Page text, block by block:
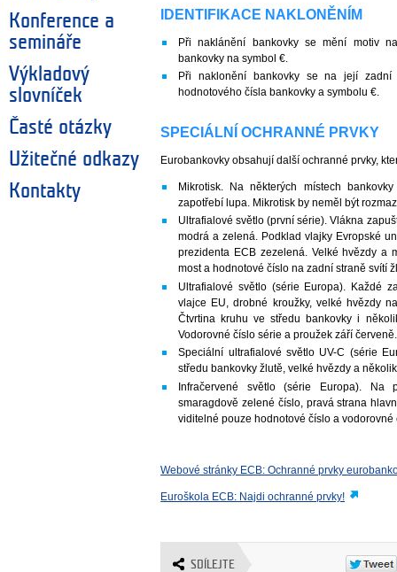
Konference a
semináře
Výkladový
slovníček
Časté otázky
Užitečné odkazy
Kontakty
IDENTIFIKACE NAKLONĚNÍM
Při naklánění bankovky se mění motiv
bankovky na symbol €.
Při naklonění bankovky se na její zadní
hodnotového čísla bankovky a symbolu €.
SPECIÁLNÍ OCHRANNÉ PRVKY
Eurobankovky obsahují další ochranné prvky,
Mikrotisk. Na některých místech
zapotřebí lupa. Mikrotisk by neměl být
Ultrafialové světlo (první série). Vlákna
modrá a zelená. Podklad vlajky Evropské
prezidenta ECB zezelená. Velké hvězdy a
most a hodnotové číslo na zadní straně svítí
Ultrafialové světlo (série Europa). Každé
vlajce EU, drobné kroužky, velké hvězdy
Čtvrtina kruhu ve středu bankovky i
Vodorovné číslo série a proužek září červeně.
Speciální ultrafialové světlo UV-C (série
středu bankovky žlutě, velké hvězdy a
Infračervené světlo (série Europa). Na
smaragdově zelené číslo, pravá strana
viditelné pouze hodnotové číslo a vodorovné
Webové stránky ECB: Ochranné prvky
Euroškola ECB: Najdi ochranné prvky!
SDÍLEJTE